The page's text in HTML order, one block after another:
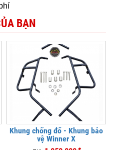
BẠN
Khung chống đổ - Khung bảo
vệ Winner X